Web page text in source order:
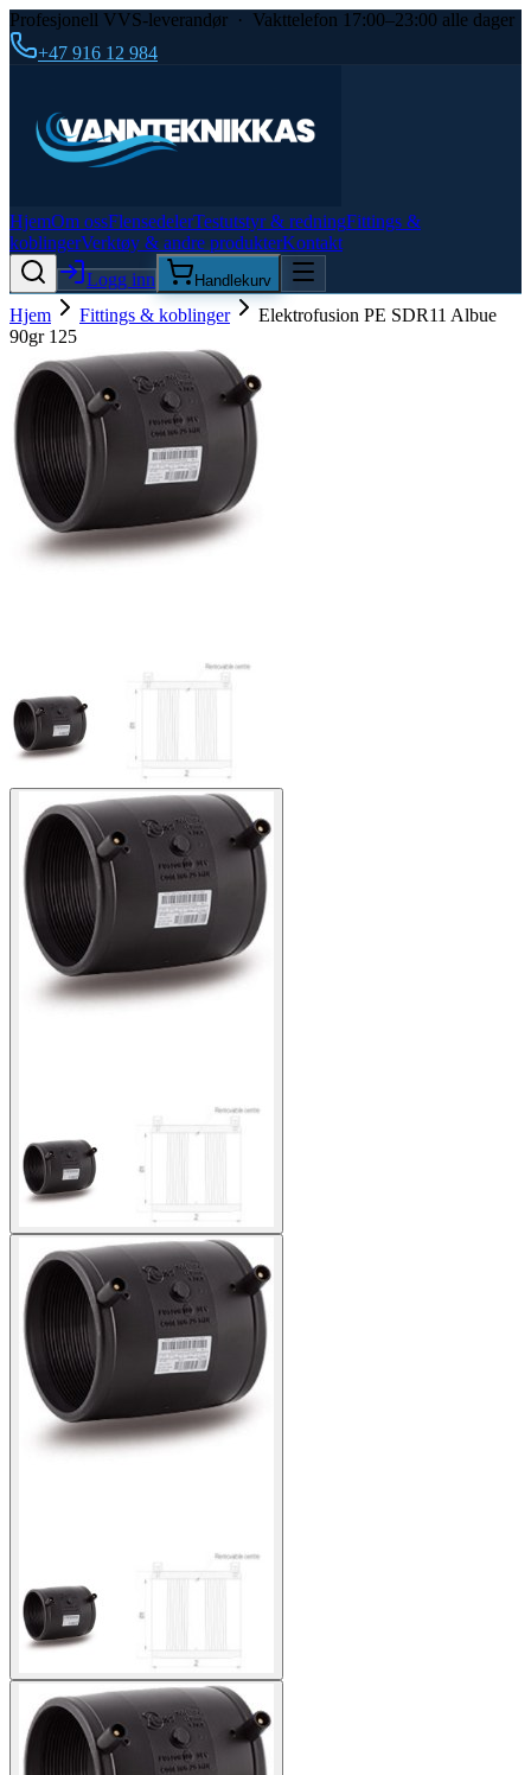
Profesjonell VVS-leverandør · Vakttelefon 17:00–23:00 alle dager
+47 916 12 984
HjemOm ossFlensedelerTestutstyr & redningFittings &
koblingerVerktøy & andre produkterKontakt
Logg inn
Handlekurv
Hjem Fittings & koblinger
Elektrofusion PE SDR11 Albue
90gr 125